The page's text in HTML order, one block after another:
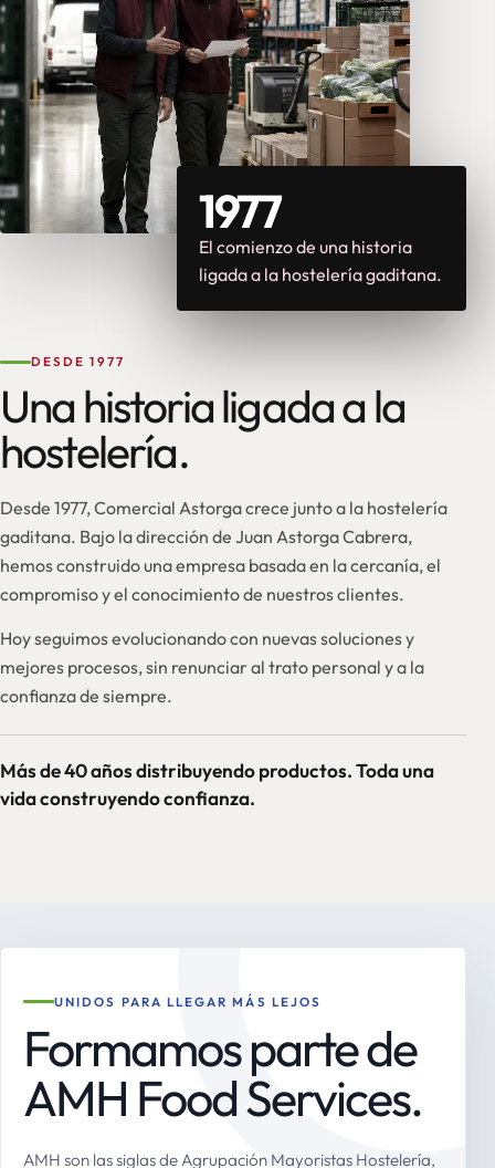
1977
El comienzo de una historia
ligada a la hostelería gaditana.
DESDE 1977
Una historia ligada a la
hostelería.
Desde 1977, Comercial Astorga crece junto a la hostelería
gaditana. Bajo la dirección de Juan Astorga Cabrera,
hemos construido una empresa basada en la cercanía, el
compromiso y el conocimiento de nuestros clientes.
Hoy seguimos evolucionando con nuevas soluciones y
mejores procesos, sin renunciar al trato personal y a la
confianza de siempre.
Más de 40 años distribuyendo productos. Toda una
vida construyendo confianza.
UNIDOS PARA LLEGAR MÁS LEJOS
Formamos parte de
AMH Food Services.
AMH son las siglas de Agrupación Mayoristas Hostelería,